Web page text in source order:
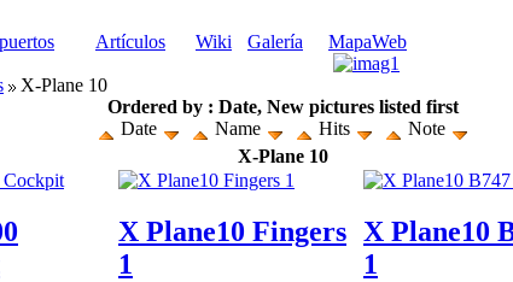
Artículos Wiki Galería MapaWeb
X-Plane 10
Ordered by : Date, New pictures listed first
Date
Name Hits
Note
X-Plane 10
X Plane10 Fingers
1
X Plane10
1